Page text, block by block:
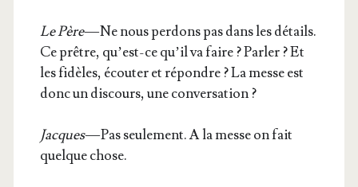
Le Père— Ne nous per­dons pas dans les détails.
Ce prêtre, qu’est-ce qu’il va faire ? Par­ler ? Et
les fidèles, écou­ter et répondre ? La messe est
donc un dis­cours, une conversation ?
Jacques— Pas seule­ment. A la messe on fait
quelque chose.